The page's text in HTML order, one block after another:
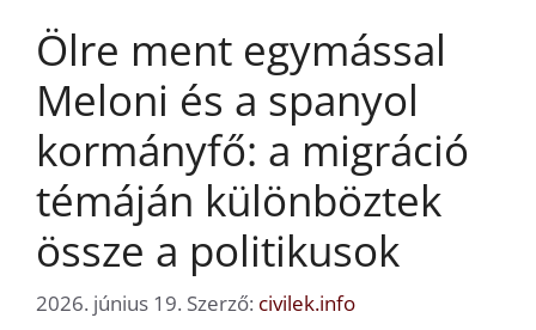
Ölre ment egymással
Meloni és a spanyol
kormányfő: a migráció
témáján különböztek
össze a politikusok
2026. június 19. Szerző: civilek.info